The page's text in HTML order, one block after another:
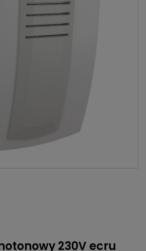
230V ecru